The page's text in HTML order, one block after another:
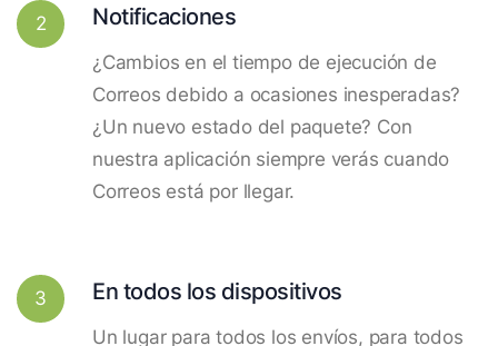
2 Notificaciones
¿Cambios en el tiempo de ejecución de
Correos debido a ocasiones inesperadas?
¿Un nuevo estado del paquete? Con
nuestra aplicación siempre verás cuando
Correos está por llegar.
3 En todos los dispositivos
Un lugar para todos los envíos, para todos